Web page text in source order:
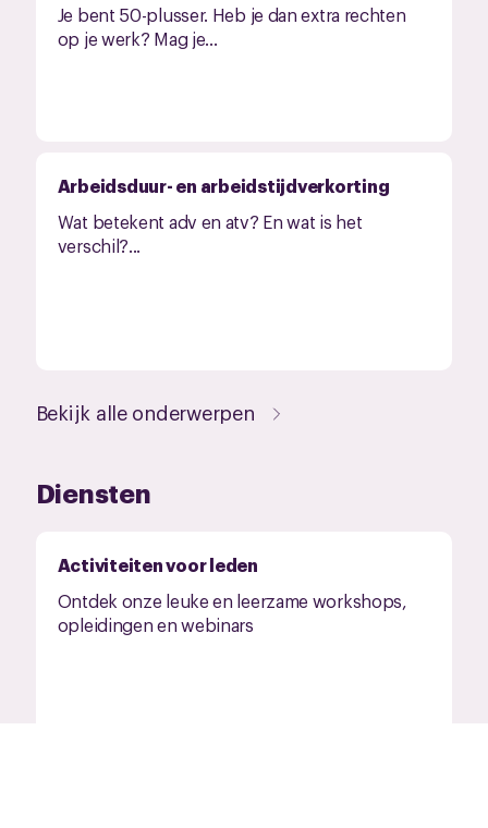
Je bent 50-plusser. Heb je dan extra rechten
op je werk? Mag je...
Arbeidsduur- en arbeidstijdverkorting
Wat betekent adv en atv? En wat is het
verschil?...
Bekijk alle onderwerpen
Diensten
Activiteiten voor leden
Ontdek onze leuke en leerzame workshops,
opleidingen en webinars